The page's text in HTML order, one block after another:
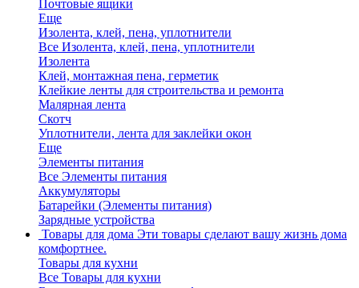
Почтовые ящики
Еще
Изолента, клей, пена, уплотнители
Все Изолента, клей, пена, уплотнители
Изолента
Клей, монтажная пена, герметик
Клейкие ленты для строительства и ремонта
Малярная лента
Скотч
Уплотнители, лента для заклейки окон
Еще
Элементы питания
Все Элементы питания
Аккумуляторы
Батарейки (Элементы питания)
Зарядные устройства
Товары для дома Эти товары сделают вашу жизнь дома
комфортнее.
Товары для кухни
Все Товары для кухни